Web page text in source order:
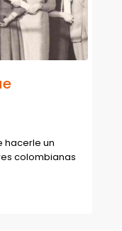
hacerle un
colombianas